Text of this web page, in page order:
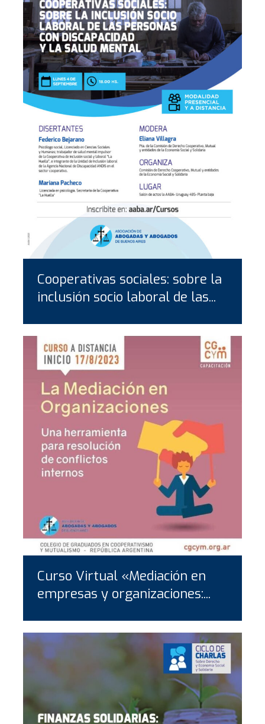
Cooperativas sociales: sobre la
inclusión socio laboral de las...
Curso Virtual «Mediación en
empresas y organizaciones:...